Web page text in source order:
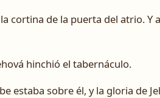
cortina de la puerta del atrio. Y
hinchió el tabernáculo.
estaba sobre él, y la gloria de